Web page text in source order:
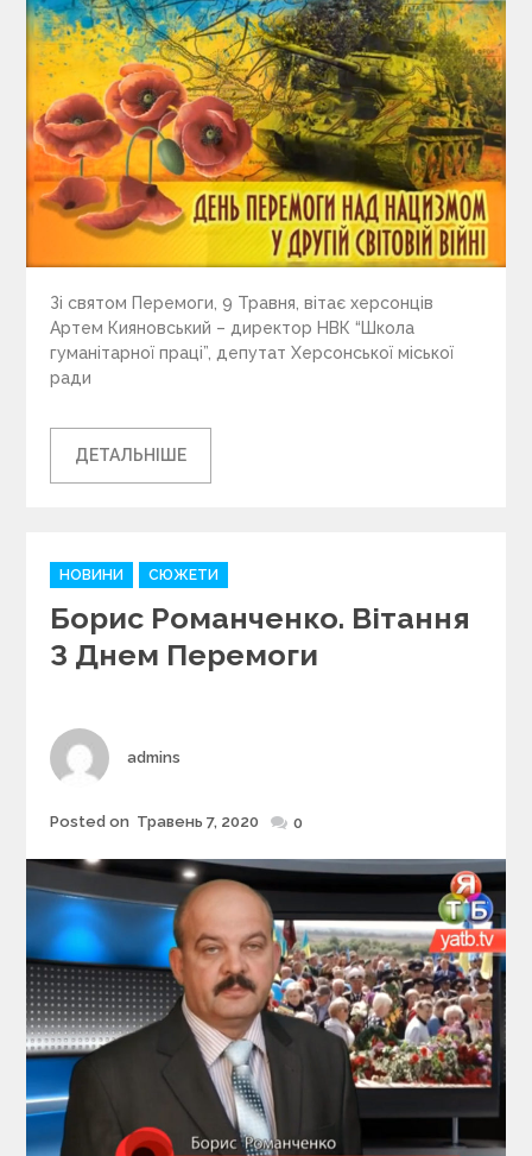
Зі святом Перемоги, 9 Травня, вітає херсонців
Артем Кияновський – директор НВК “Школа
гуманітарної праці”, депутат Херсонської міської
ради
ДЕТАЛЬНІШЕ
C
a
e
g
i
e
НОВИНИ СЮЖЕТИ
Борис Романченко. Вітання
З Днем Перемоги
Author
admins
Posted
Posted on Травень 7, 2020 0